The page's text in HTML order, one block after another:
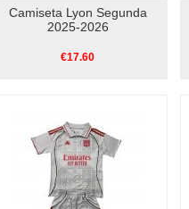
Camiseta Lyon Segunda
2025-2026
€17.60